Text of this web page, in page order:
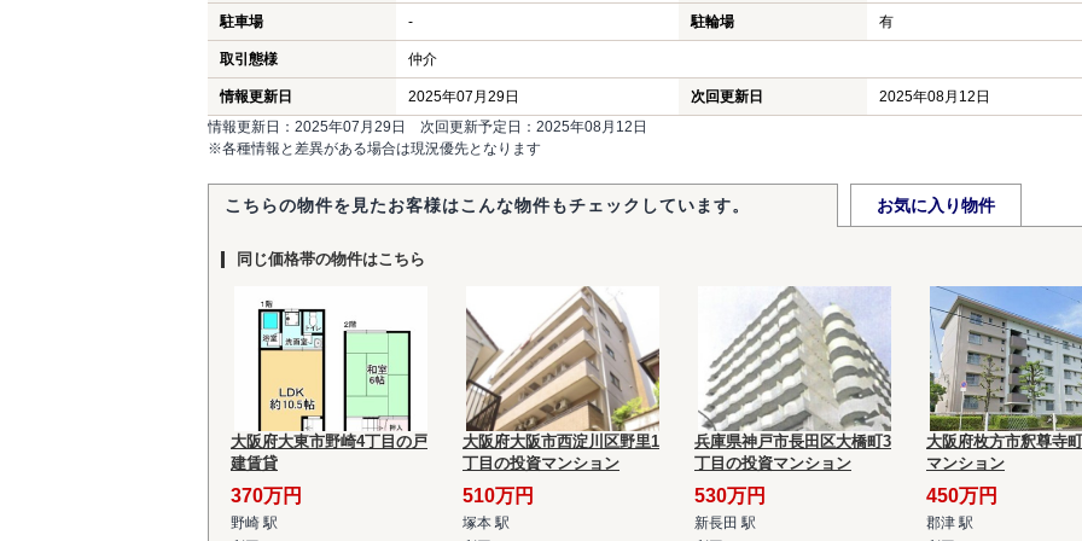
駐車場 - 駐輪場 有
取引態様 仲介
情報更新日 2025年07月29日 次回更新日
2025年08月12日
情報更新日：2025年07月29日 次回更新予定日：2025年08月12日
※各種情報と差異がある場合は現況優先となります
こちらの物件を見たお客様はこんな物件もチェックしています。 お気に入り物件
同じ価格帯の物件はこちら
大阪府大東市野崎4丁目の戸
建賃貸
370万円
野崎 駅
大阪府大阪市西淀川区野里1
丁目の投資マンション
510万円
塚本 駅
兵庫県神戸市長田区大橋町3
丁目の投資マンション
530万円
新長田 駅
大阪府枚方市釈尊寺
マンション
450万円
郡津 駅